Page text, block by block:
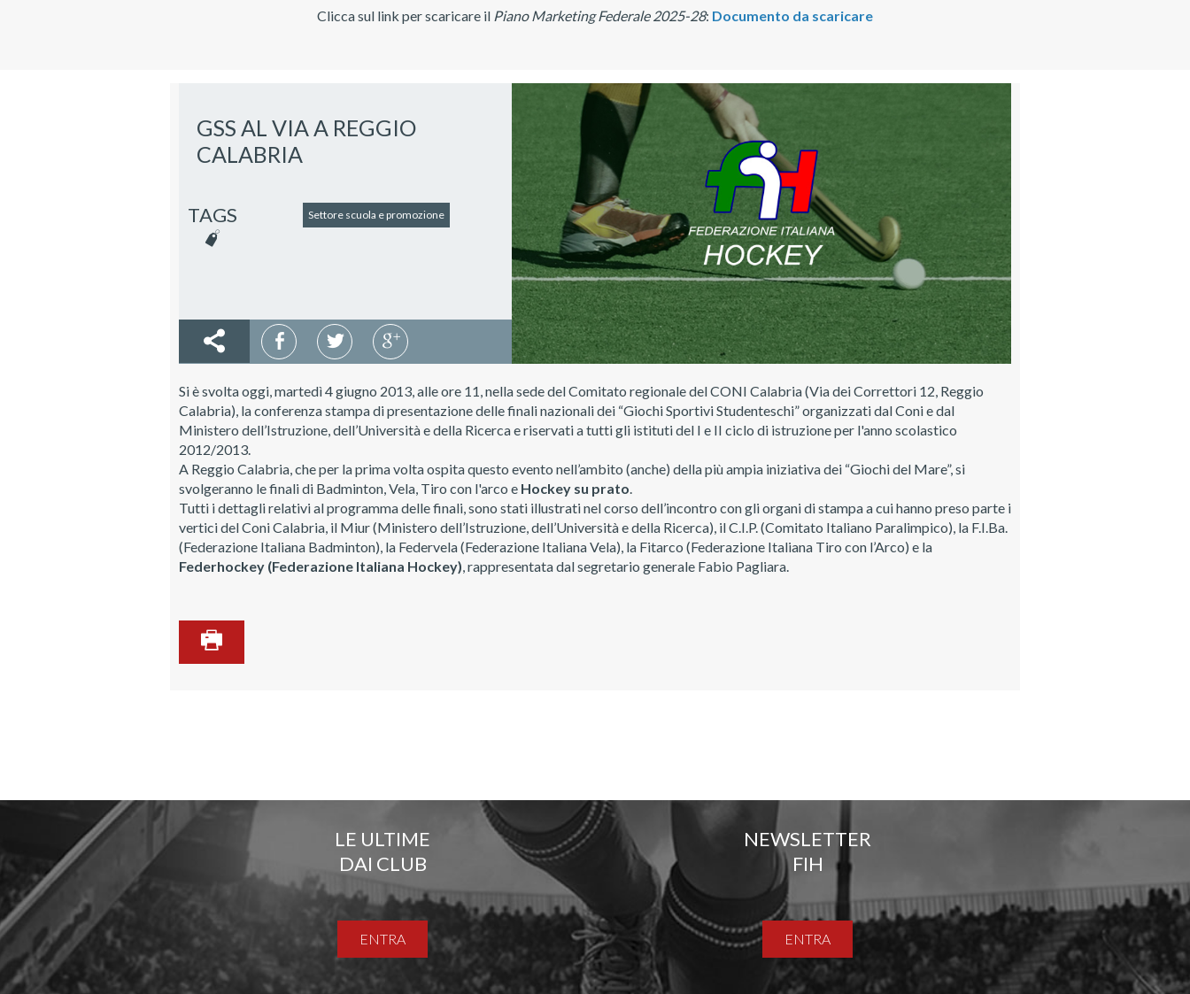
Clicca sul link per scaricare il Piano Marketing Federale 2025-28: Documento da scaricare
GSS AL VIA A REGGIO
CALABRIA
TAGS Settore scuola e promozione
Si è svolta oggi, martedì 4 giugno 2013, alle ore 11, nella sede del Comitato regionale del CONI Calabria (Via dei Correttori 12, Reggio
Calabria), la conferenza stampa di presentazione delle finali nazionali dei “Giochi Sportivi Studenteschi” organizzati dal Coni e dal
Ministero dell’Istruzione, dell’Università e della Ricerca e riservati a tutti gli istituti del I e II ciclo di istruzione per l'anno scolastico
2012/2013.
A Reggio Calabria, che per la prima volta ospita questo evento nell’ambito (anche) della più ampia iniziativa dei “Giochi del Mare”, si
svolgeranno le finali di Badminton, Vela, Tiro con l'arco e Hockey su prato.
Tutti i dettagli relativi al programma delle finali, sono stati illustrati nel corso dell’incontro con gli organi di stampa a cui hanno preso parte i
vertici del Coni Calabria, il Miur (Ministero dell’Istruzione, dell’Università e della Ricerca), il C.I.P. (Comitato Italiano Paralimpico), la F.I.Ba.
(Federazione Italiana Badminton), la Federvela (Federazione Italiana Vela), la Fitarco (Federazione Italiana Tiro con l’Arco) e la
Federhockey (Federazione Italiana Hockey), rappresentata dal segretario generale Fabio Pagliara.
LE ULTIME
DAI CLUB
ENTRA
NEWSLETTER
FIH
ENTRA